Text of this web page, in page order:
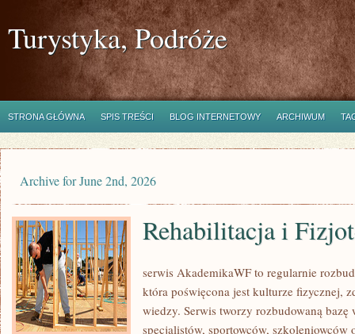
Turystyka, Podróże
STRONA GŁÓWNA SPIS TREŚCI BLOG INTERNETOWY ARCHIWUM
Archive for June 2nd, 2026
Rehabilitacja i
serwis AkademikaWF to regularnie
która poświęcona jest kulturze fizycznej,
wiedzy. Serwis tworzy rozbudowaną bazę
specjalistów, sportowców, szkoleniowców